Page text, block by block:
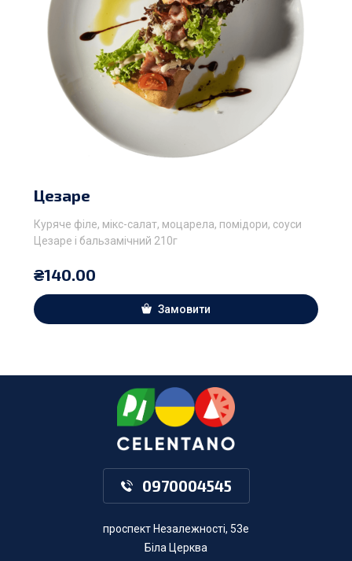
Цезаре
Куряче філе, мікс-салат, моцарела, помідори, соуси
Цезаре і бальзамічний 210г
₴140.00
Замовити
0970004545
проспект Незалежності, 53е
Біла Церква